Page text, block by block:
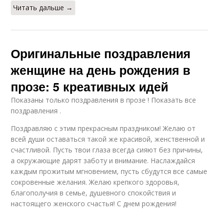
Читать дальше →
Оригинальные поздравления
женщине на день рождения в
прозе: 5 креативных идей
Показаны только поздравления в прозе ! Показать все
поздравления .
Поздравляю с этим прекрасным праздником! Желаю от
всей души оставаться такой же красивой, женственной и
счастливой. Пусть твои глаза всегда сияют без причины,
а окружающие дарят заботу и внимание. Наслаждайся
каждым прожитым мгновением, пусть сбудутся все самые
сокровенные желания. Желаю крепкого здоровья,
благополучия в семье, душевного спокойствия и
настоящего женского счастья! С днем рождения!